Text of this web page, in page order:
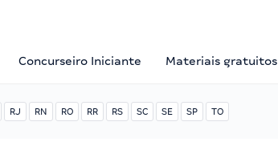
Concurseiro Iniciante Materiais gratuitos
RJ RN RO RR RS SC SE SP TO